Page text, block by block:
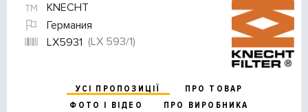
KNECHT
Германия
LX5931 (LX 593/1)
УСІ ПРОПОЗИЦІЇ
ПРО ТОВАР
ФОТО І ВІДЕО
ПРО ВИРОБНИКА